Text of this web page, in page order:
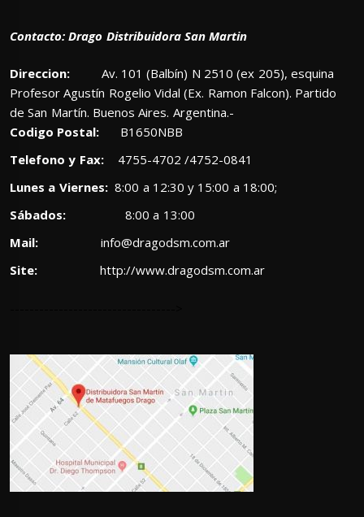
Contacto: Drago Distribuidora San Martin
Direccion: Av. 101 (Balbín) N 2510 (ex 205), esquina
Profesor Agustín Rogelio Vidal (Ex. Ramon Falcon). Partido
de San Martín. Buenos Aires. Argentina.-
Codigo Postal: B1650NBB
Telefono y Fax:4755-4702 /4752-0841
Lunes a Viernes:8:00 a 12:30 y 15:00 a 18:00;
Sábados: 8:00 a 13:00
Mail:
info@dragodsm.com.ar
Site:
http://www.dragodsm.com.ar